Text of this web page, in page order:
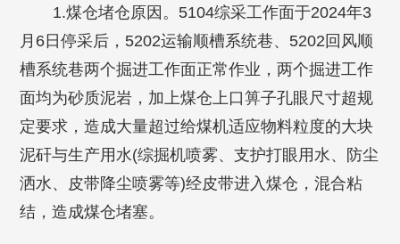
1.煤仓堵仓原因。5104综采工作面于2024年3
月6日停采后，5202运输顺槽系统巷、5202回风顺
槽系统巷两个掘进工作面正常作业，两个掘进工作
面均为砂质泥岩，加上煤仓上口箅子孔眼尺寸超规
定要求，造成大量超过给煤机适应物料粒度的大块
泥矸与生产用水(综掘机喷雾、支护打眼用水、防尘
洒水、皮带降尘喷雾等)经皮带进入煤仓，混合粘
结，造成煤仓堵塞。